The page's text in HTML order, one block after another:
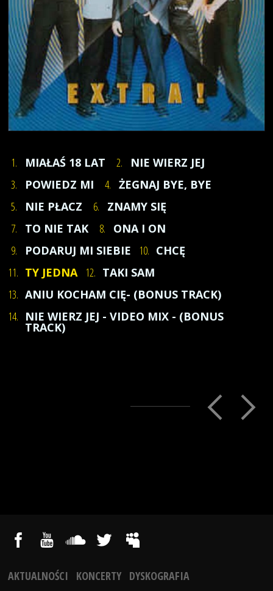
1. MIAŁAŚ 18 LAT 2.
NIE WIERZ JEJ
3.
POWIEDZ MI 4. ŻEGNAJ BYE, BYE
5.
NIE PŁACZ 6.
ZNAMY SIĘ
7.
TO NIE TAK 8.
ONA I ON
9.
PODARUJ MI SIEBIE 10. CHCĘ
11. TY JEDNA 12. TAKI SAM
13. ANIU KOCHAM CIĘ- (BONUS TRACK)
14. NIE WIERZ JEJ - VIDEO MIX - (BONUS
TRACK)
AKTUALNOŚCI KONCERTY DYSKOGRAFIA